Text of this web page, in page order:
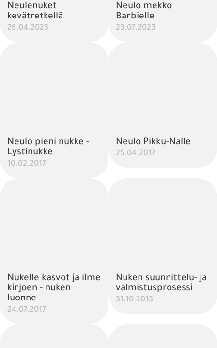
Neulenuket
kevätretkellä
26.04.2023
Neulo mekko
Barbielle
23.07.2023
Neulo pieni nukke -
Lystinukke
10.02.2017
Neulo Pikku-Nalle
25.04.2017
Nukelle kasvot ja ilme
kirjoen - nuken
luonne
24.07.2017
Nuken suunnittelu- ja
valmistusprosessi
31.10.2015